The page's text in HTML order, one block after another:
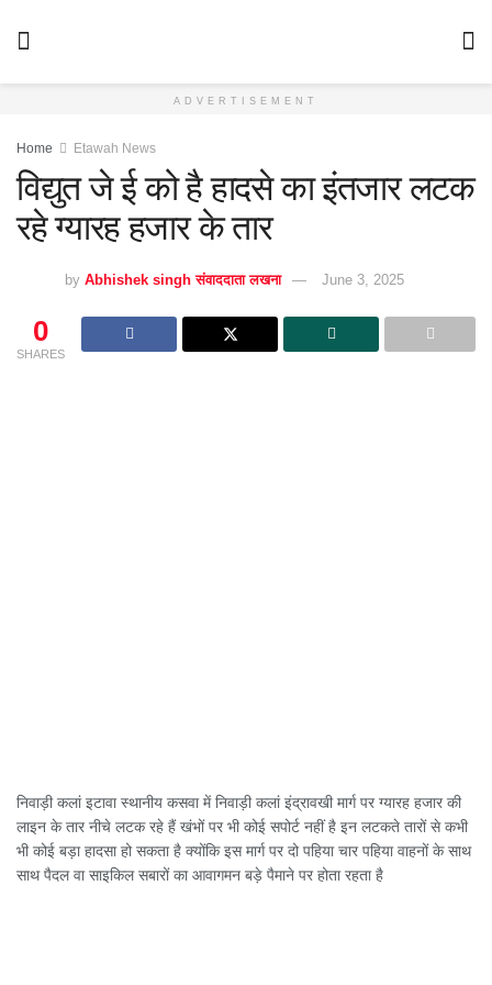
ADVERTISEMENT
Home Etawah News
विद्युत जे ई को है हादसे का इंतजार लटक
रहे ग्यारह हजार के तार
by Abhishek singh संवाददाता लखना June 3, 2025
0
SHARES
निवाड़ी कलां इटावा स्थानीय कसवा में निवाड़ी कलां इंद्रावखी मार्ग पर ग्यारह हजार की
लाइन के तार नीचे लटक रहे हैं खंभों पर भी कोई सपोर्ट नहीं है इन लटकते तारों से कभी
भी कोई बड़ा हादसा हो सकता है क्योंकि इस मार्ग पर दो पहिया चार पहिया वाहनों के साथ
साथ पैदल वा साइकिल सबारों का आवागमन बड़े पैमाने पर होता रहता है